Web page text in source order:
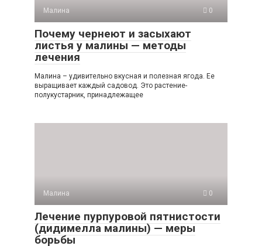
Малина 0
Почему чернеют и засыхают
листья у малины — методы
лечения
Малина – удивительно вкусная и полезная ягода. Ее
выращивает каждый садовод. Это растение-
полукустарник, принадлежащее
Малина 0
Лечение пурпуровой пятнистости
(дидимелла малины) — меры
борьбы